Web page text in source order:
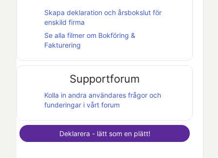
Skapa deklaration och årsbokslut för
enskild firma
Se alla filmer om Bokföring &
Fakturering
Supportforum
Kolla in andra användares frågor och
funderingar i vårt forum
Deklarera - lätt som en plätt!